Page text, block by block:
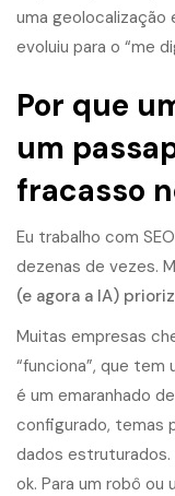
uma geolocalização
evoluiu para o “me
Por que
um
fracasso
Eu trabalho com
dezenas de vezes.
(e agora a IA)
Muitas empresas
“funciona”, que tem
é um emaranhado
configurado, temas
dados estruturados.
ok. Para um robô ou